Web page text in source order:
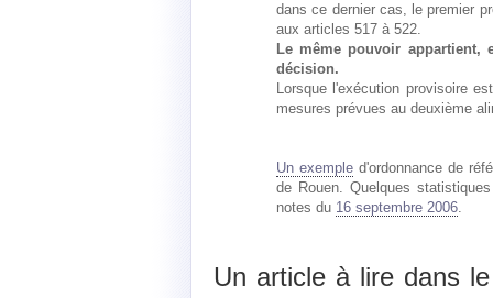
dans ce dernier cas, le premier
aux articles 517 à 522.
Le même pouvoir
décision.
Lorsque l'exécution provisoire
mesures prévues au deuxième
Un exemple d'ordonnance de
de Rouen. Quelques
notes du 16 septembre 2006.
Un article à lire dans